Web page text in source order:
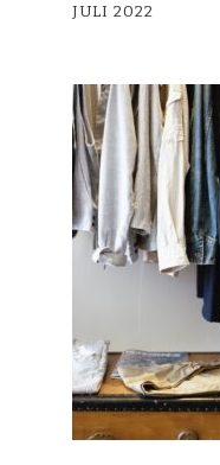
JULI 2022